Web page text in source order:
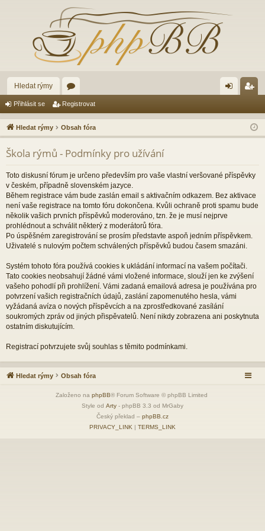
Hledat rýmy
ór
a lá
sit
ist
ro
t
Přihlásit se Registrovat
Hledat rýmy Obsah fóra
Škola rýmů - Podmínky pro užívání
Toto diskusní fórum je určeno především pro vaše vlastní veršované příspěvky
v českém, případně slovenském jazyce.
Během registrace vám bude zaslán email s aktivačním odkazem. Bez aktivace
není vaše registrace na tomto fóru dokončena. Kvůli ochraně proti spamu bude
několik vašich prvních příspěvků moderováno, tzn. že je musí nejprve
prohlédnout a schválit některý z moderátorů fóra.
Po úspěšném zaregistrování se prosím představte aspoň jedním příspěvkem.
Uživatelé s nulovým počtem schválených příspěvků budou časem smazáni.
Systém tohoto fóra používá cookies k ukládání informací na vašem počítači.
Tato cookies neobsahují žádné vámi vložené informace, slouží jen ke zvýšení
vašeho pohodlí při prohlížení. Vámi zadaná emailová adresa je používána pro
potvrzení vašich registračních údajů, zaslání zapomenutého hesla, vámi
vyžádaná avíza o nových příspěvcích a na zprostředkované zasílání
soukromých zpráv od jiných přispěvatelů. Není nikdy zobrazena ani poskytnuta
ostatním diskutujícím.
Registrací potvrzujete svůj souhlas s těmito podmínkami.
Hledat rýmy Obsah fóra
Založeno na phpBB® Forum Software © phpBB Limited
Style od Arty - phpBB 3.3 od MrGaby
Český překlad – phpBB.cz
PRIVACY_LINK | TERMS_LINK